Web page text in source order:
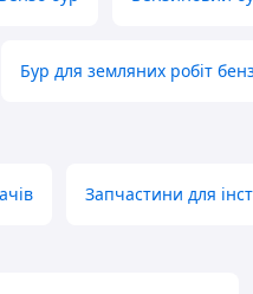
Бур для земляних робіт
Запчастини для